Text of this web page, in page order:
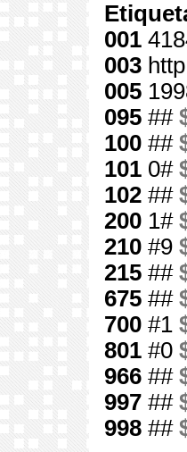
001
003
005
095 ##
100 ##
101 0#
102 ##
200 1#
210 #9
215 ##
675 ##
700 #1
801 #0
966 ##
997 ##
998 ##